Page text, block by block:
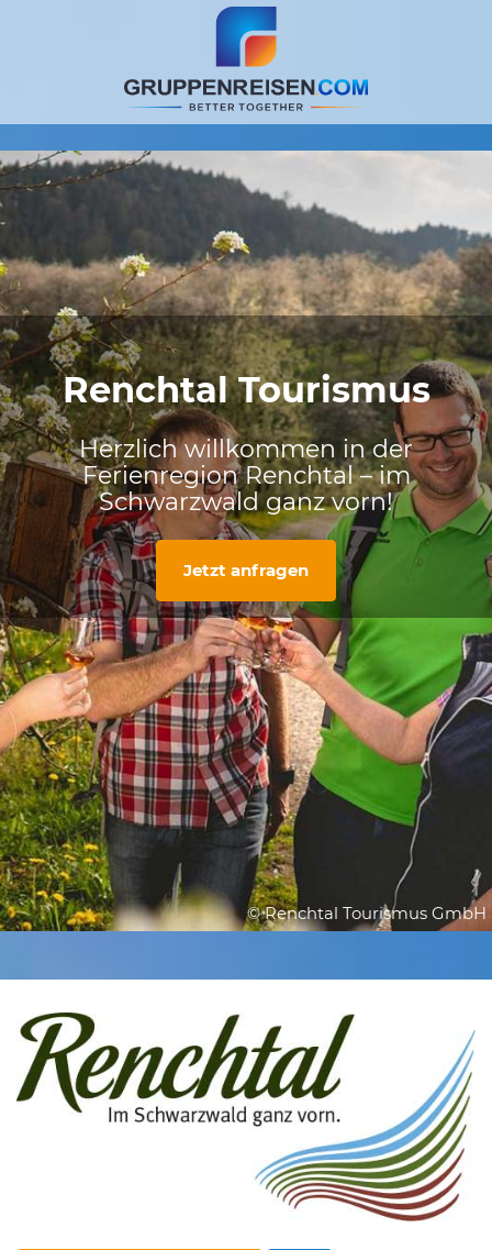
Renchtal Tourismus
Herzlich willkommen in der
Ferienregion Renchtal – im
Schwarzwald ganz vorn!
Jetzt anfragen
© Renchtal Tourismus GmbH